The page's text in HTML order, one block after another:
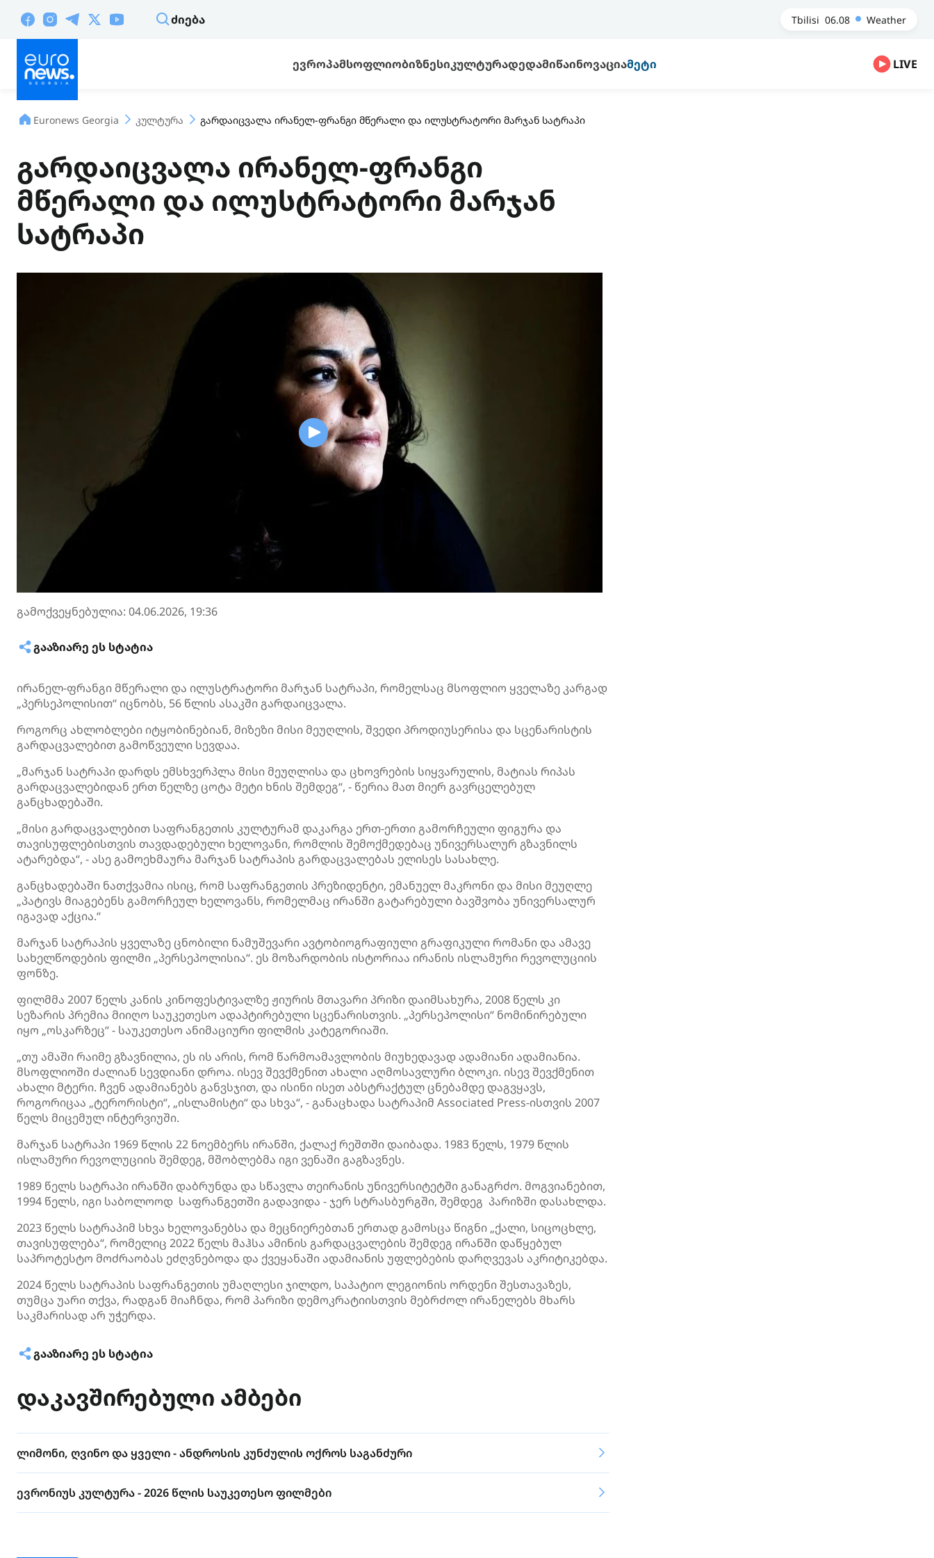
ᲫᲘᲔᲑᲐ Tbilisi 06.08 Weather
ᲔᲕᲠᲝᲞᲐᲛᲡᲝᲤᲚᲘᲝᲑᲘᲖᲜᲔᲡᲘᲙᲣᲚᲢᲣᲠᲐᲓᲔᲓᲐᲛᲘᲬᲐᲘᲜᲝᲕᲐᲪᲘᲐᲛᲔᲢᲘ LIVE
Euronews Georgia კულტურა გარდაიცვალა ირანელ-ფრანგი მწერალი და ილუსტრატორი მარჯან სატრაპი
გარდაიცვალა ირანელ-ფრანგი
მწერალი და ილუსტრატორი მარჯან
სატრაპი
გამოქვეყნებულია: 04.06.2026, 19:36
ᲒᲐᲐᲖᲘᲐᲠᲔ ᲔᲡ ᲡᲢᲐᲢᲘᲐ
ირანელ-ფრანგი მწერალი და ილუსტრატორი მარჯან სატრაპი, რომელსაც მსოფლიო ყველაზე კარგად
„პერსეპოლისით“ იცნობს, 56 წლის ასაკში გარდაიცვალა.
როგორც ახლობლები იტყობინებიან, მიზეზი მისი მეუღლის, შვედი პროდიუსერისა და სცენარისტის
გარდაცვალებით გამოწვეული სევდაა.
„მარჯან სატრაპი დარდს ემსხვერპლა მისი მეუღლისა და ცხოვრების სიყვარულის, მატიას რიპას
გარდაცვალებიდან ერთ წელზე ცოტა მეტი ხნის შემდეგ“, - წერია მათ მიერ გავრცელებულ
განცხადებაში.
„მისი გარდაცვალებით საფრანგეთის კულტურამ დაკარგა ერთ-ერთი გამორჩეული ფიგურა და
თავისუფლებისთვის თავდადებული ხელოვანი, რომლის შემოქმედებაც უნივერსალურ გზავნილს
ატარებდა“, - ასე გამოეხმაურა მარჯან სატრაპის გარდაცვალებას ელისეს სასახლე.
განცხადებაში ნათქვამია ისიც, რომ საფრანგეთის პრეზიდენტი, ემანუელ მაკრონი და მისი მეუღლე
„პატივს მიაგებენს გამორჩეულ ხელოვანს, რომელმაც ირანში გატარებული ბავშვობა უნივერსალურ
იგავად აქცია.“
მარჯან სატრაპის ყველაზე ცნობილი ნამუშევარი ავტობიოგრაფიული გრაფიკული რომანი და ამავე
სახელწოდების ფილმი „პერსეპოლისია“. ეს მოზარდობის ისტორიაა ირანის ისლამური რევოლუციის
ფონზე.
ფილმმა 2007 წელს კანის კინოფესტივალზე ჟიურის მთავარი პრიზი დაიმსახურა, 2008 წელს კი
სეზარის პრემია მიიღო საუკეთესო ადაპტირებული სცენარისთვის. „პერსეპოლისი“ ნომინირებული
იყო „ოსკარზეც“ - საუკეთესო ანიმაციური ფილმის კატეგორიაში.
„თუ ამაში რაიმე გზავნილია, ეს ის არის, რომ წარმოამავლობის მიუხედავად ადამიანი ადამიანია.
მსოფლიოში ძალიან სევდიანი დროა. ისევ შევქმენით ახალი აღმოსავლური ბლოკი. ისევ შევქმენით
ახალი მტერი. ჩვენ ადამიანებს განვსჯით, და ისინი ისეთ აბსტრაქტულ ცნებამდე დაგვყავს,
როგორიცაა „ტერორისტი“, „ისლამისტი“ და სხვა“, - განაცხადა სატრაპიმ Associated Press-ისთვის 2007
წელს მიცემულ ინტერვიუში.
მარჯან სატრაპი 1969 წლის 22 ნოემბერს ირანში, ქალაქ რეშთში დაიბადა. 1983 წელს, 1979 წლის
ისლამური რევოლუციის შემდეგ, მშობლებმა იგი ვენაში გაგზავნეს.
1989 წელს სატრაპი ირანში დაბრუნდა და სწავლა თეირანის უნივერსიტეტში განაგრძო. მოგვიანებით,
1994 წელს, იგი საბოლოოდ საფრანგეთში გადავიდა - ჯერ სტრასბურგში, შემდეგ პარიზში დასახლდა.
2023 წელს სატრაპიმ სხვა ხელოვანებსა და მეცნიერებთან ერთად გამოსცა წიგნი „ქალი, სიცოცხლე,
თავისუფლება“, რომელიც 2022 წელს მაჰსა ამინის გარდაცვალების შემდეგ ირანში დაწყებულ
საპროტესტო მოძრაობას ეძღვნებოდა და ქვეყანაში ადამიანის უფლებების დარღვევას აკრიტიკებდა.
2024 წელს სატრაპის საფრანგეთის უმაღლესი ჯილდო, საპატიო ლეგიონის ორდენი შესთავაზეს,
თუმცა უარი თქვა, რადგან მიაჩნდა, რომ პარიზი დემოკრატიისთვის მებრძოლ ირანელებს მხარს
საკმარისად არ უჭერდა.
ᲒᲐᲐᲖᲘᲐᲠᲔ ᲔᲡ ᲡᲢᲐᲢᲘᲐ
დაკავშირებული ამბები
ლიმონი, ღვინო და ყველი - ანდროსის კუნძულის ოქროს საგანძური
ევრონიუს კულტურა - 2026 წლის საუკეთესო ფილმები